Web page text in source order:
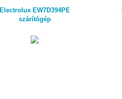
Electrolux EW7D394PE
szárítógép